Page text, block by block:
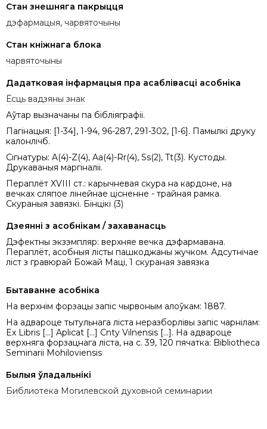
Стан знешняга пакрыцця
дэфармацыя, чарвяточыны
Стан кніжнага блока
чарвяточыны
Дадатковая інфармацыя пра асаблівасці асобніка
Ёсць вадзяны знак
Аўтар вызначаны па бібліяграфіі.
Пагінацыя: [1-34], 1-94, 96-287, 291-302, [1-6]. Памылкі друку
калонлічб.
Сігнатуры: A(4)-Z(4), Aa(4)-Rr(4), Ss(2), Tt(3). Кустоды.
Друкаваныя маргіналіі.
Пераплёт XVIII ст.: карычневая скура на кардоне, на
вечках сляпое лінейнае цісненне - трайная рамка.
Скураныя завязкі. Бінцікі (3)
Дзеянні з асобнікам / захаванасць
Дэфектны экзэмпляр: верхняе вечка дэфармавана.
Пераплёт, асобныя лісты пашкоджаны жучком. Адсутнічае
ліст з гравюрай Божай Маці, 1 скураная завязка
Бытаванне асобніка
На верхнім форзацы запіс чырвоным алоўкам: 1887.
На адвароце тытульнага ліста неразборлівы запіс чарнілам:
Ex Libris [...] Aplicat [...] Cnty Vilnensis [...]. На адвароце
верхняга форзацнага ліста, на с. 39, 120 пячатка: Bibliotheca
Seminarii Mohiloviensis
Былыя ўладальнікі
Библиотека Могилевской духовной семинарии